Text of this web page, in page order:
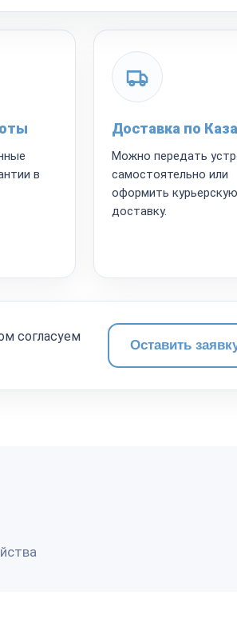
в
Доставка по
Можно передать
самостоятельно или
оформить курьерскую
доставку.
согласуем
Оставить